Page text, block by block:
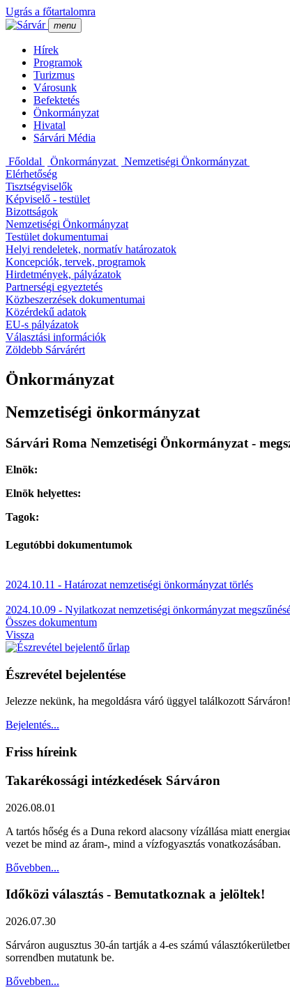
Ugrás a főtartalomra
menu
Hí­rek
Programok
Turizmus
Városunk
Befektetés
Önkormányzat
Hivatal
Sárvári Média
Főoldal
Önkormányzat
Nemzetiségi Önkormányzat
Elérhetőség
Tisztségviselők
Képviselő - testület
Bizottságok
Nemzetiségi Önkormányzat
Testület dokumentumai
Helyi rendeletek, normatí­v határozatok
Koncepciók, tervek, programok
Hirdetmények, pályázatok
Partnerségi egyeztetés
Közbeszerzések dokumentumai
Közérdekű adatok
EU-s pályázatok
Választási információk
Zöldebb Sárvárért
Önkormányzat
Nemzetiségi önkormányzat
Sárvári Roma Nemzetiségi Önkormányzat -
Elnök:
Elnök helyettes:
Tagok:
Legutóbbi dokumentumok
2024.10.11 - Határozat nemzetiségi önkormányzat törlés
2024.10.09 - Nyilatkozat nemzetiségi önkormányzat
Összes dokumentum
Vissza
Észrevétel bejelentése
Jelezze nekünk, ha megoldásra váró üggyel találkozott Sárváron!
Bejelentés...
Friss híreink
Takarékossági intézkedések Sárváron
2026.08.01
A tartós hőség és a Duna rekord alacsony vízállása miatt
vezet be mind az áram-, mind a vízfogyasztás vonatkozásában.
Bővebben...
Időközi választás - Bemutatkoznak a jelöltek!
2026.07.30
Sárváron augusztus 30-án tartják a 4-es számú
sorrendben mutatunk be.
Bővebben...